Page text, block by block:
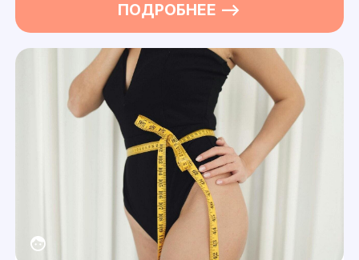
ПОДРОБНЕЕ —>